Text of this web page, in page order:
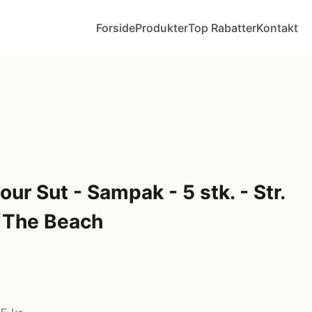
ForsideProdukterTop RabatterKontakt
Sut - Sampak - 5 stk. - Str.
Beach